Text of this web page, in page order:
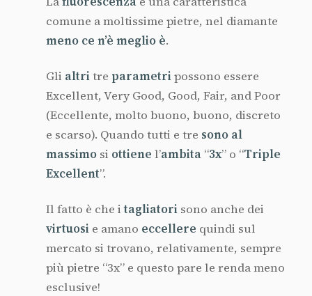
comune a moltissime pietre, nel diamante
meno ce n’è meglio è.
Gli altritre parametripossono essere
Excellent, Very Good, Good, Fair, and Poor
(Eccellente, molto buono, buono, discreto
e scarso). Quando tutti e tre sono al
massimo si ottiene l’ambita “3x” o “Triple
Excellent”.
Il fatto è che itagliatori sono anche dei
virtuosi e amano eccellere quindi sul
mercato si trovano, relativamente, sempre
più pietre “3x” e questo pare le renda meno
esclusive!